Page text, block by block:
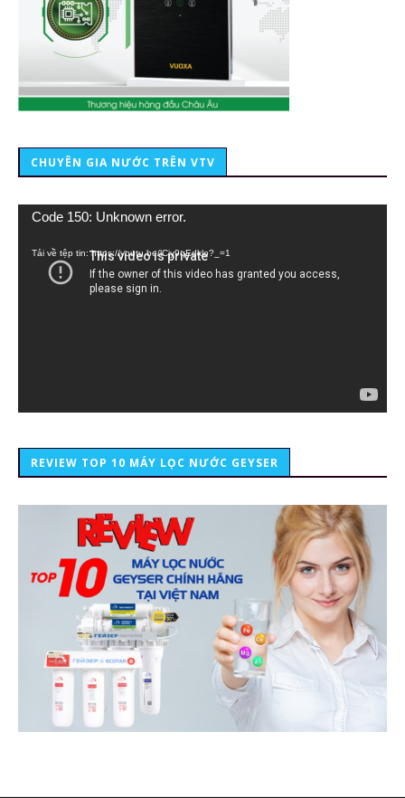
CHUYÊN GIA NƯỚC TRÊN VTV
Trình
Code 150: Unknown error.
Tải về tệp tin: https://youtu.be/lCiy9qEdklo?_=1
REVIEW TOP 10 MÁY LỌC NƯỚC GEYSER